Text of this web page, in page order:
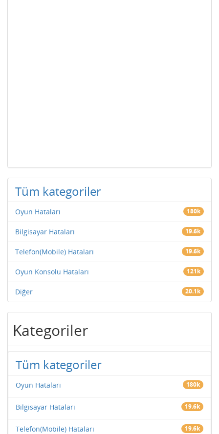
Tüm kategoriler
Oyun Hataları 180k
Bilgisayar Hataları 19.6k
Telefon(Mobile) Hataları 19.6k
Oyun Konsolu Hataları 121k
Diğer 20.1k
Kategoriler
Tüm kategoriler
Oyun Hataları 180k
Bilgisayar Hataları 19.6k
Telefon(Mobile) Hataları 19.6k